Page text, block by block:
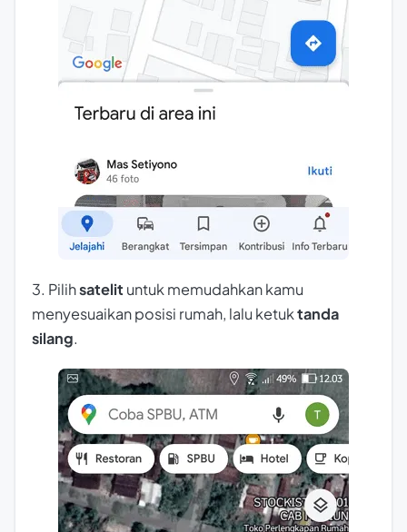
3. Pilihsatelit untuk memudahkan kamu
menyesuaikan posisi rumah, lalu ketuktanda
silang.